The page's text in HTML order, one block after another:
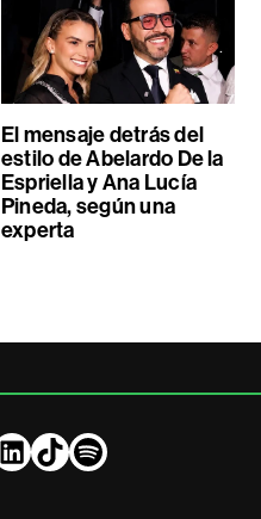
El mensaje detrás del
estilo de Abelardo De la
Espriella y Ana Lucía
Pineda, según una
experta